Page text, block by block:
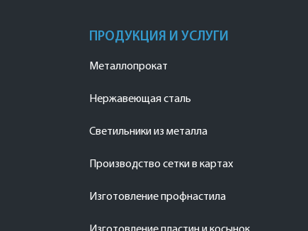
ПРОДУКЦИЯ И УСЛУГИ
Металлопрокат
Нержавеющая сталь
Светильники из металла
Производство сетки в картах
Изготовление профнастила